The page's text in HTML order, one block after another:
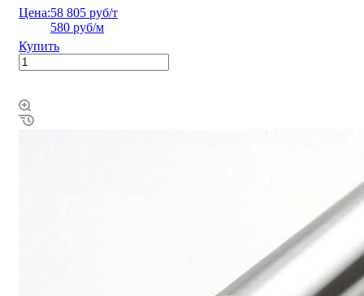
Цена:58 805 руб/т
580 руб/м
Купить